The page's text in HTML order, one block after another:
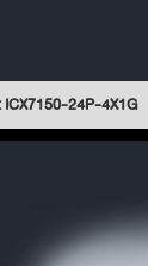
ICX7150-24P-4X1G